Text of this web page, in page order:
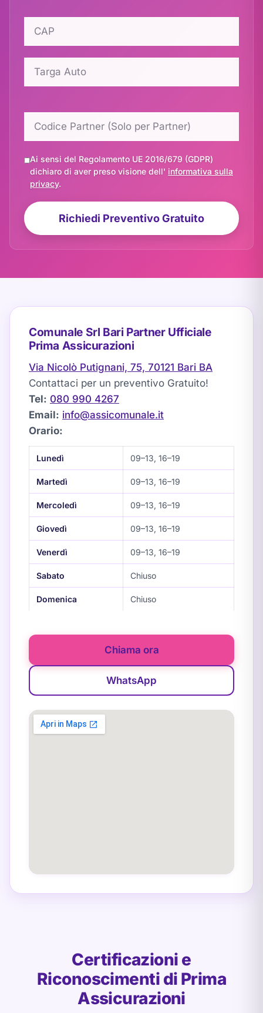
Ai sensi del Regolamento UE 2016/679 (GDPR)
dichiaro di aver preso visione dell' informativa sulla
privacy.
Richiedi Preventivo Gratuito
Comunale Srl Bari Partner Ufficiale
Prima Assicurazioni
Via Nicolò Putignani, 75, 70121 Bari BA
Contattaci per un preventivo Gratuito!
Tel: 080 990 4267
Email: info@assicomunale.it
Orario:
Lunedì 09–13, 16–19
Martedì 09–13, 16–19
Mercoledì 09–13, 16–19
Giovedì 09–13, 16–19
Venerdì 09–13, 16–19
Sabato Chiuso
Domenica Chiuso
Chiama ora
WhatsApp
Certificazioni e
Riconoscimenti di Prima
Assicurazioni